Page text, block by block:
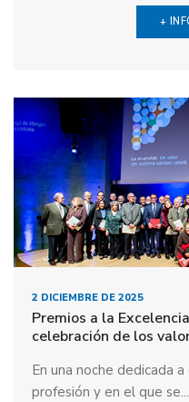
+
2 DICIEMBRE DE 2025
Premios a la
celebración de los
En una noche dedicada
profesión y en el que se...